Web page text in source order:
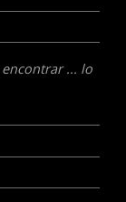
... lo